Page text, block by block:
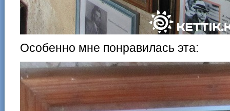
Особенно мне понравилась эта: